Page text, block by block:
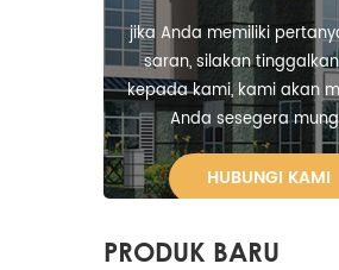
jika Anda memiliki
saran, silakan
kepada kami, kami akan
Anda sesegera
HUBUNGI KAMI
PRODUK BARU